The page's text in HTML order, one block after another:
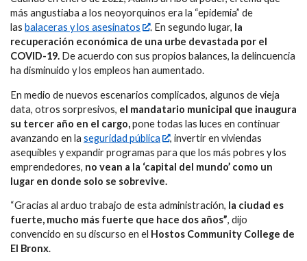
más angustiaba a los neoyorquinos era la “epidemia” de
las balaceras y los asesinatos . En segundo lugar, la
recuperación económica de una urbe devastada por el
COVID-19. De acuerdo con sus propios balances, la delincuencia
ha disminuido y los empleos han aumentado.
En medio de nuevos escenarios complicados, algunos de vieja
data, otros sorpresivos, el mandatario municipal que inaugura
su tercer año en el cargo,pone todas las luces en continuar
avanzando en la seguridad pública
, invertir en viviendas
asequibles y expandir programas para que los más pobres y los
emprendedores, no vean a la ‘capital del mundo’ como un
lugar en donde solo se sobrevive.
“Gracias al arduo trabajo de esta administración, la ciudad es
fuerte, mucho más fuerte que hace dos años”, dijo
convencido en su discurso en el Hostos Community College de
El Bronx.